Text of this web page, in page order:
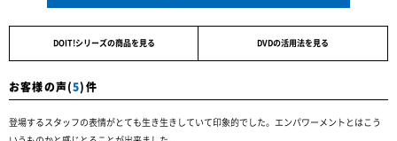
DOIT!シリーズの商品を見る DVDの活用法を見る
お客様の声( 5)件
登場するスタッフの表情がとても生き生きしていて印象的でした。エンパワーメントとはこう